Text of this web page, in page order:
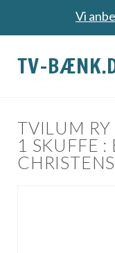
Vi
TV-
TVILUM
1 SKUFFE :